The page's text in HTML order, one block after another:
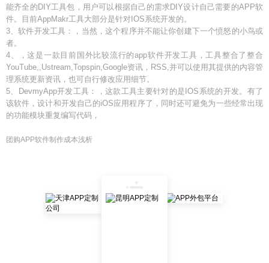
能齐全的DIY工具包，用户可以根据自己的需求DIY设计自己需要的APP软
件。目前AppMakr工具大部分是针对IOS系统开发的。
3、软件开发工具：，当然，这个程序并不能让你创建下一个愤怒的小鸟或
者。
4、，这是一款目前国外比较流行的app软件开发工具，工具整合了整合
YouTube,,Ustream,Topspin,Google资讯，RSS,并可以使用其提供的内容管
理系统更新资讯，也可自行修改应用细节。
5、DevmyApp开发工具：，这款工具主要针对的是IOS系统的开发。有了
该软件，设计和开发自己的iOS应用程序了，同时还可避免为一些经常出现
的功能模块重复编写代码，
团购APP软件制作成本浅析